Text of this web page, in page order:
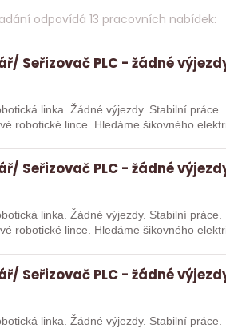
odpovídá 13 pracovních nabídek:
Seřizovač PLC - žádné
linka. Žádné výjezdy. Stabilní
robotické lince. Hledáme šikovného
Seřizovač PLC - žádné
linka. Žádné výjezdy. Stabilní
robotické lince. Hledáme šikovného
Seřizovač PLC - žádné
linka. Žádné výjezdy. Stabilní